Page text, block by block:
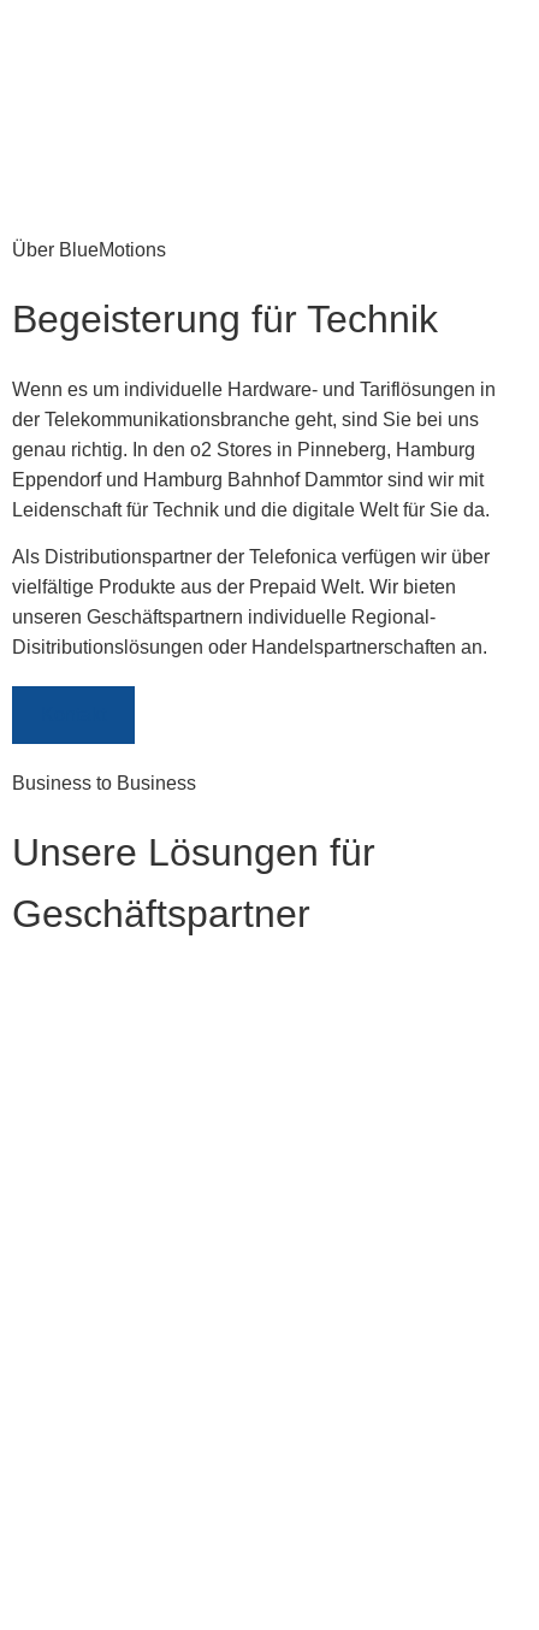
Über BlueMotions
Begeisterung für Technik
Wenn es um individuelle Hardware- und Tariflösungen in
der Telekommunikationsbranche geht, sind Sie bei uns
genau richtig. In den o2 Stores in Pinneberg, Hamburg
Eppendorf und Hamburg Bahnhof Dammtor sind wir mit
Leidenschaft für Technik und die digitale Welt für Sie da.
Als Distributionspartner der Telefonica verfügen wir über
vielfältige Produkte aus der Prepaid Welt. Wir bieten
unseren Geschäftspartnern individuelle Regional-
Disitributionslösungen oder Handelspartnerschaften an.
Business to Business
Unsere Lösungen für
Geschäftspartner